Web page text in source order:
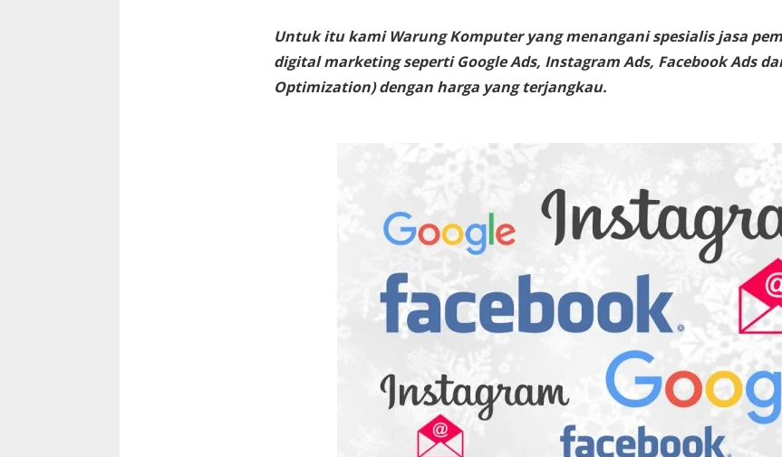
Untuk itu kami Warung Komputer yang menangani spesialis jasa
digital marketing seperti Google Ads, Instagram Ads, Facebook Ads
Optimization) dengan harga yang terjangkau.